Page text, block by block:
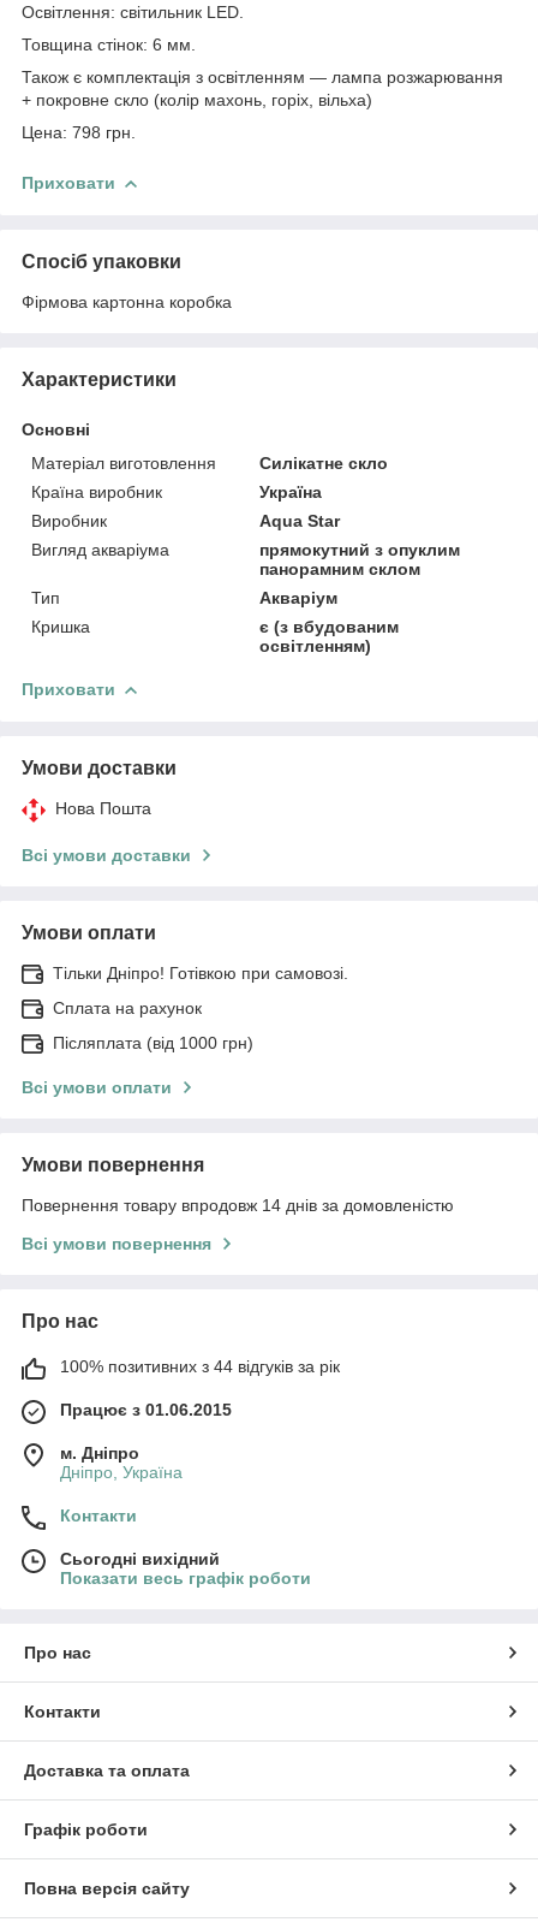
Освітлення: світильник LED.
Товщина стінок: 6 мм.
Також є комплектація з освітленням — лампа розжарювання
+ покровне скло (колір махонь, горіх, вільха)
Цена: 798 грн.
Приховати
Спосіб упаковки
Фірмова картонна коробка
Характеристики
Основні
Матеріал виготовлення
Силікатне скло
Країна виробник
Україна
Виробник
Aqua Star
Вигляд акваріума
прямокутний з опуклим
панорамним склом
Тип
Акваріум
Кришка
є (з вбудованим
освітленням)
Приховати
Умови доставки
Нова Пошта
Всі умови доставки
Умови оплати
Тільки Дніпро! Готівкою при самовозі.
Сплата на рахунок
Післяплата (від 1000 грн)
Всі умови оплати
Умови повернення
Повернення товару впродовж 14 днів за домовленістю
Всі умови повернення
Про нас
100% позитивних з 44 відгуків за рік
Працює з 01.06.2015
м. Дніпро
Дніпро, Україна
Контакти
Сьогодні вихідний
Показати весь графік роботи
Про нас
Контакти
Доставка та оплата
Графік роботи
Повна версія сайту